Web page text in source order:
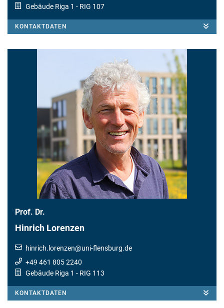
Gebäude Riga 1 - RIG 107
KONTAKTDATEN
Prof. Dr.
Hinrich Lorenzen
hinrich.lorenzen@uni-flensburg.de
+49 461 805 2240
Gebäude Riga 1 - RIG 113
KONTAKTDATEN